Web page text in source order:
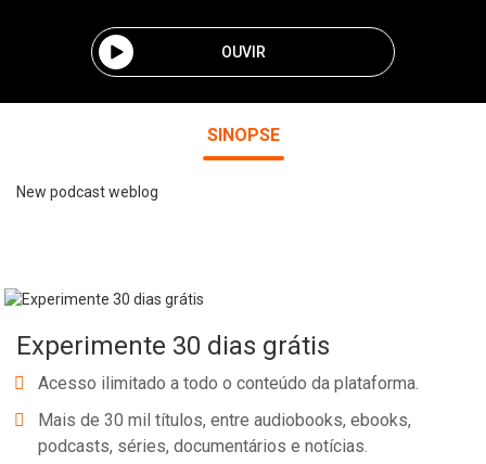
OUVIR
SINOPSE
New podcast weblog
Experimente 30 dias grátis
Acesso ilimitado a todo o conteúdo da plataforma.
Mais de 30 mil títulos, entre audiobooks, ebooks,
podcasts, séries, documentários e notícias.